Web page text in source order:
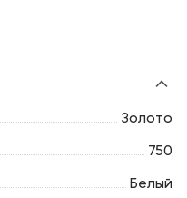
Золото
750
Белый